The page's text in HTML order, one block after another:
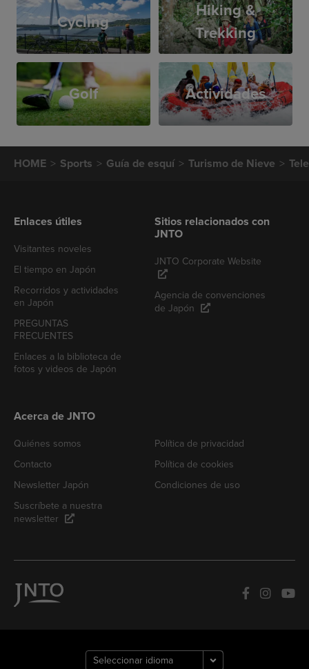
Cycling
Hiking &
Trekking
Golf Actividades
HOME Sports Guía de esquí Turismo de Nieve
Enlaces útiles
Visitantes noveles
El tiempo en Japón
Recorridos y actividades
en Japón
PREGUNTAS
FRECUENTES
Enlaces a la biblioteca de
fotos y videos de Japón
Sitios relacionados con
JNTO
JNTO Corporate Website
Agencia de convenciones
de Japón
Acerca de JNTO
Quiénes somos
Contacto
Newsletter Japón
Suscríbete a nuestra
newsletter
Política de privacidad
Política de cookies
Condiciones de uso